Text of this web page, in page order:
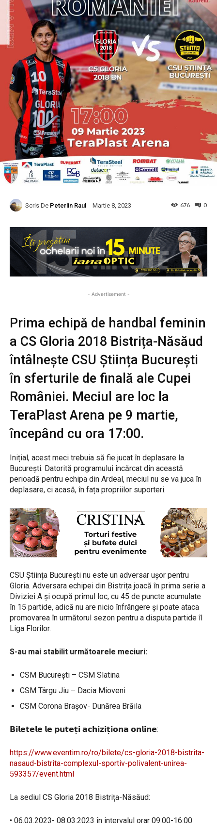
Scris De Peterlin Raul Martie 8, 2023 0
676
- Advertisement -
Prima echipă de handbal feminin
a CS Gloria 2018 Bistrița-Năsăud
întâlnește CSU Știința București
în sferturile de finală ale Cupei
României. Meciul are loc la
TeraPlast Arena pe 9 martie,
începând cu ora 17:00.
Inițial, acest meci trebuia să fie jucat în deplasare la
București. Datorită programului încărcat din această
perioadă pentru echipa din Ardeal, meciul nu se va juca în
deplasare, ci acasă, în fața propriilor suporteri.
CSU Știința București nu este un adversar ușor pentru
Gloria. Adversara echipei din Bistrița joacă în prima serie a
Diviziei A și ocupă primul loc, cu 45 de puncte acumulate
în 15 partide, adică nu are nicio înfrângere și poate ataca
promovarea în următorul sezon pentru a disputa partide îl
Liga Florilor.
S-au mai stabilit următoarele meciuri:
CSM București – CSM Slatina
CSM Târgu Jiu – Dacia Mioveni
CSM Corona Brașov- Dunărea Brăila
𝗕𝗶𝗹𝗲𝘁𝗲𝗹𝗲 𝗹𝗲 𝗽𝘂𝘁𝗲𝘁̦𝗶 𝗮𝗰𝗵𝗶𝘇𝗶𝘁̦𝗶𝗼𝗻𝗮 𝗼𝗻𝗹𝗶𝗻𝗲:
https://www.eventim.ro/ro/bilete/cs-gloria-2018-bistrita-
nasaud-bistrita-complexul-sportiv-polivalent-unirea-
593357/event.html
La sediul CS Gloria 2018 Bistrița-Năsăud:
• 06.03.2023- 08:03.2023 în intervalul orar 09:00-16:00